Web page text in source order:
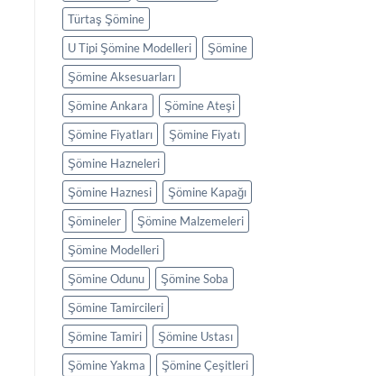
Türtaş Şömine
U Tipi Şömine Modelleri
Şömine
Şömine Aksesuarları
Şömine Ankara
Şömine Ateşi
Şömine Fiyatları
Şömine Fiyatı
Şömine Hazneleri
Şömine Haznesi
Şömine Kapağı
Şömineler
Şömine Malzemeleri
Şömine Modelleri
Şömine Odunu
Şömine Soba
Şömine Tamircileri
Şömine Tamiri
Şömine Ustası
Şömine Yakma
Şömine Çeşitleri